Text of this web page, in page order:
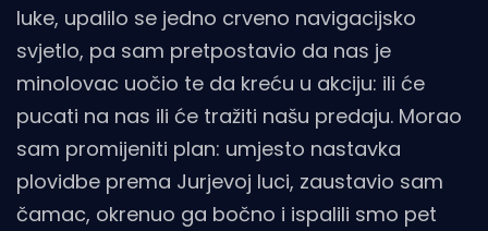
luke, upalilo se jedno crveno navigacijsko
svjetlo, pa sam pretpostavio da nas je
minolovac uočio te da kreću u akciju: ili će
pucati na nas ili će tražiti našu predaju. Morao
sam promijeniti plan: umjesto nastavka
plovidbe prema Jurjevoj luci, zaustavio sam
čamac, okrenuo ga bočno i ispalili smo pet